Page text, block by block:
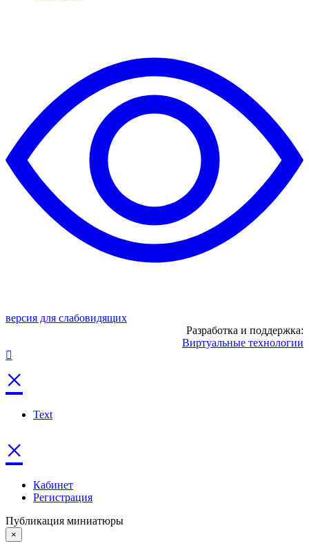
версия для слабовидящих
Разработка и поддержка:
Виртуальные технологии
×
Text
×
Кабинет
Регистрация
Публикация миниатюры
×